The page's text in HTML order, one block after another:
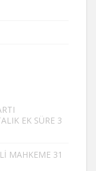
EK SÜRE 3
MAHKEME 31